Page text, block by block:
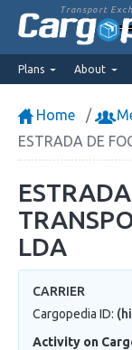
Transport
Plans About
Home
ESTRADA DE
LDA
CARRIER
Cargopedia ID:
Activity on